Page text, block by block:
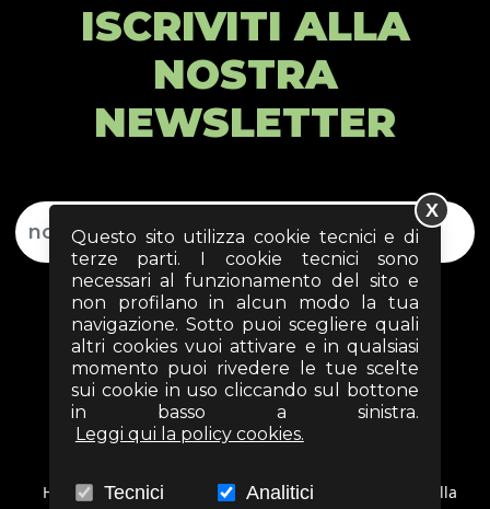
ISCRIVITI ALLA
NOSTRA
NEWSLETTER
ISCRIVITI
Ho letto lal'informativa privacyrelativa all'iscrizione alla
Questo sito utilizza cookie tecnici e di
terze parti. I cookie tecnici sono
necessari al funzionamento del sito e
non profilano in alcun modo la tua
navigazione. Sotto puoi scegliere quali
altri cookies vuoi attivare e in qualsiasi
momento puoi rivedere le tue scelte
sui cookie in uso cliccando sul bottone
in basso a sinistra.
Leggi qui la policy cookies.
Tecnici Analitici
X